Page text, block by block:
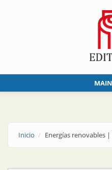
Inicio Energías renovables